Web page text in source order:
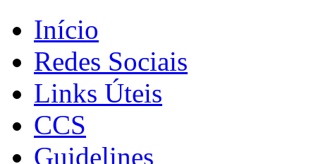
Início
Redes Sociais
Links Úteis
CCS
Guidelines